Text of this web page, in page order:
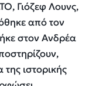
Γιόζεφ Λουνς,
από τον
στον Ανδρέα
ιστορικής